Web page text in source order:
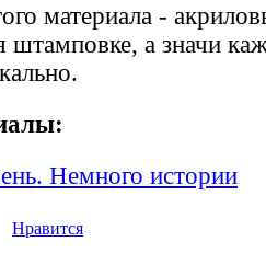
материала -
штамповке, а значи
Немного истории
Нравится